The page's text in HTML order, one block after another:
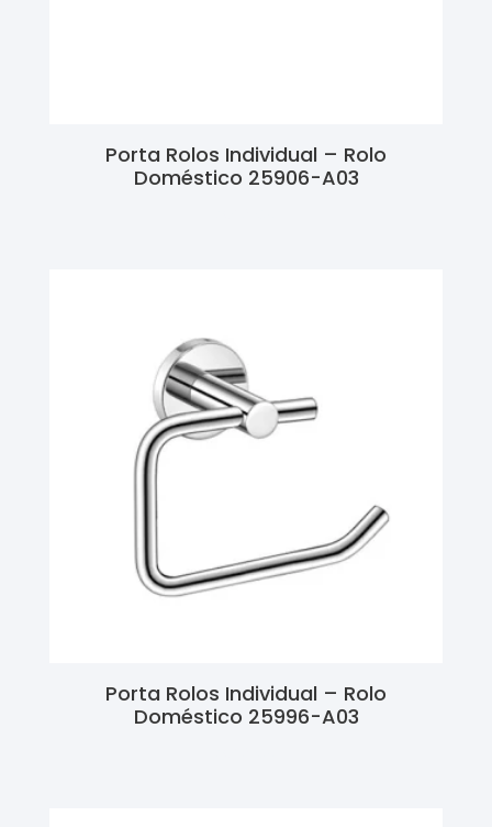
Porta Rolos Individual – Rolo
Doméstico 25906-A03
Porta Rolos Individual – Rolo
Doméstico 25996-A03